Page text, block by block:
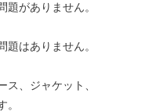
がありません。
はありません。
、ジャケット、